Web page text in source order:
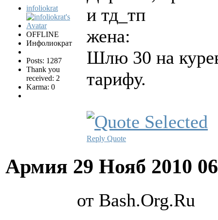
infoliokrat
OFFLINE
Инфолиократ
Posts: 1287
Thank you
received: 2
Karma: 0
и тд_тп
жена:
Шлю 30 на
тарифу.
Reply Quote
Армия 29 Нояб 2010
от Bash.Org.Ru